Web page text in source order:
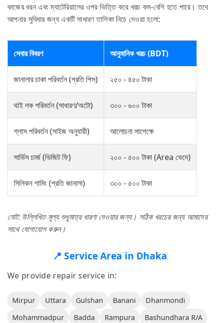
কাজের ধরন এবং ম্যাটেরিয়ালের ওপর ভিত্তি করে খরচ কম-বেশি হতে পারে। তবে
আপনার সুবিধার জন্য একটি সাধারণ তালিকা নিচে দেওয়া হলো:
সেবার বিবরণ আনুমানিক খরচ (BDT)
জানালার চাকা পরিবর্তন (প্রতি পিস) ২৫০ - ৪৫০ টাকা
থাই লক পরিবর্তন (সাধারণ/অটো) ৩০০ - ৬০০ টাকা
গ্লাস পরিবর্তন (সাইজ অনুযায়ী) আলোচনা সাপেক্ষে
সার্ভিস চার্জ (ভিজিট ফি) ২০০ - ৫০০ টাকা (Area ভেদে)
সিলিকন গামিং (প্রতি জানালা) ৩০০ - ৫০০ টাকা
নোট: উল্লিখিত মূল্য শুধুমাত্র ধারণা দেওয়ার জন্য। সঠিক খরচের জন্য আমাদের
সাথে যোগাযোগ করুন।
📍 Service Area in Dhaka
We provide repair service in:
Mirpur Uttara Gulshan Banani
Dhanmondi
Mohammadpur
Badda Rampura
Bashundhara R/A